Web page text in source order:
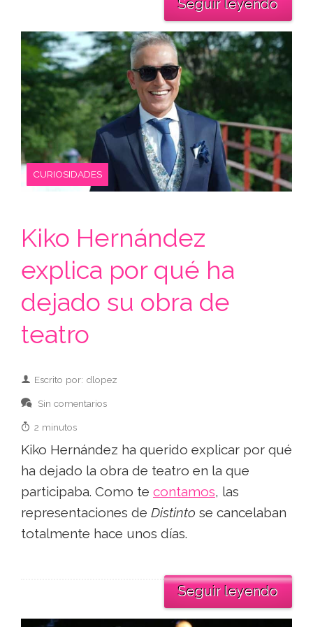
Seguir leyendo
CURIOSIDADES
Kiko Hernández
explica por qué ha
dejado su obra de
teatro
Escrito por: dlopez
Sin comentarios
2 minutos
Kiko Hernández ha querido explicar por qué
ha dejado la obra de teatro en la que
participaba. Como te contamos, las
representaciones de Distinto se cancelaban
totalmente hace unos días.
Seguir leyendo